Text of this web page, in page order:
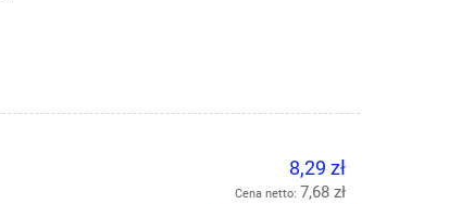
8,29 zł
Cena netto: 7,68 zł